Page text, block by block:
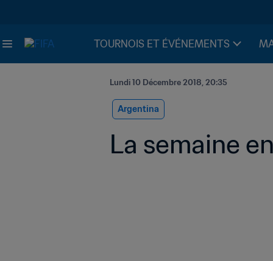
TOURNOIS ET ÉVÉNEMENTS
Lundi 10 Décembre 2018, 20:35
Argentina
La semaine